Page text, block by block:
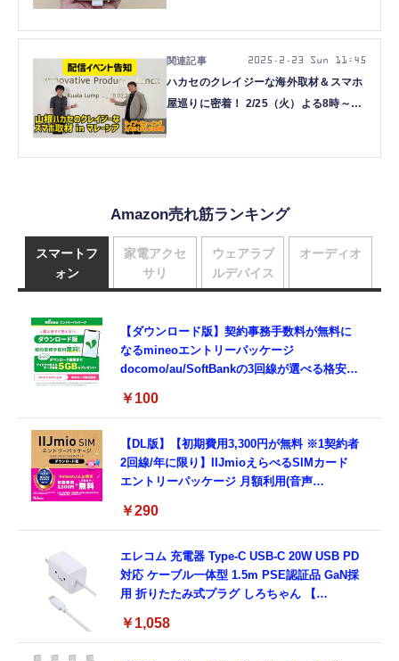
ハカセのクレイジーな海外取材＆スマホ
屋巡りに密着！ 2/25（火）よる8時～
2025.2.23 Sun 11:45
Amazon売れ筋ランキング
スマートフ
ォン
【ダウンロード版】契約事務手数料が無料に
なるmineoエントリーパッケージ
docomo/au/SoftBankの3回線が選べる格安
￥100
【DL版】【初期費用3,300円が無料 ※1契約者
2回線/年に限り】IIJmioえらべるSIMカード
エントリーパッケージ 月額利用(音声
プリペイド)[ドコモ回線]IM-B327
￥290
エレコム 充電器 Type-C USB-C 20W USB PD
対応 ケーブル一体型 1.5m PSE認証品 GaN採
用 折りたたみ式プラグ しろちゃん 【
￥1,058
家電アクセ
サリ
ウェアラブ
ルデバイス
オーディオ